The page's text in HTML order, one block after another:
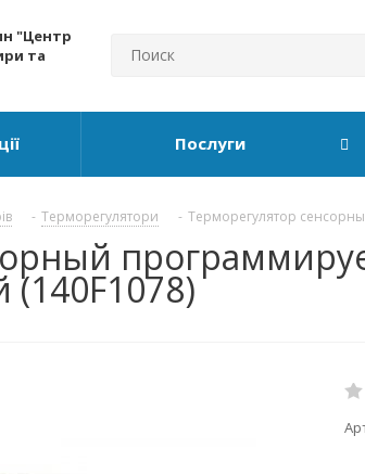
"Центр
та
Послуги
- Терморегулятори - Терморегулятор